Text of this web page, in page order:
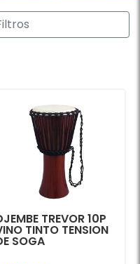
TREVOR 10P
TINTO TENSION
SOGA